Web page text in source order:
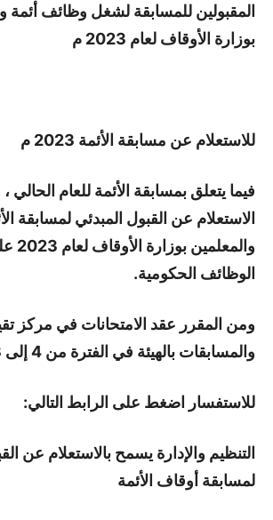
المقبولين للمسابقة لشغل وظائف أئمة
بوزارة الأوقاف لعام 2023 م
للاستعلام عن مسابقة الأئمة 2023 م
فيما يتعلق بمسابقة الأئمة للعام الحالي
الاستعلام عن القبول المبدئي لمسابقة
الوظائف الحكومية.
ومن المقرر عقد الامتحانات في مركز
والمسابقات بالهيئة في الفترة من 4 إلى 13 يوليو.
للاستفسار اضغط على الرابط التالي:
التنظيم والإدارة يسمح بالاستعلام عن
لمسابقة أوقاف الأئمة